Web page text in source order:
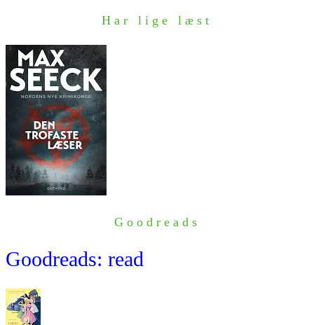
Har lige læst
Goodreads
Goodreads: read